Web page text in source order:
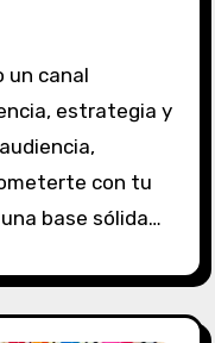
un canal
estrategia y
con tu
base sólida…